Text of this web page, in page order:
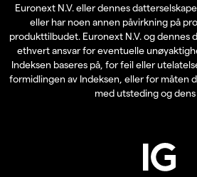
Euronext N.V. eller dennes
eller har noen annen påvirkning på
produkttilbudet. Euronext N.V. og dennes
ethvert ansvar for eventuelle
Indeksen baseres på, for feil eller
formidlingen av Indeksen, eller for måten
med utsteding og